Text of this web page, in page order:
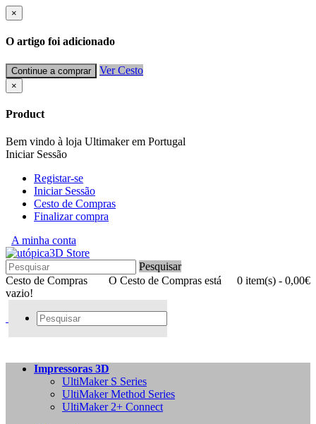
×
O artigo foi adicionado
Continue a comprar Ver Cesto
×
Product
Bem vindo à loja Ultimaker em Portugal
Iniciar Sessão
Registar-se
Iniciar Sessão
Cesto de Compras
Finalizar compra
A minha conta
Pesquisar
Cesto de Compras
0 item(s) - 0,00€
O Cesto de Compras está
vazio!
Impressoras 3D
UltiMaker S Series
UltiMaker Method Series
UltiMaker 2+ Connect